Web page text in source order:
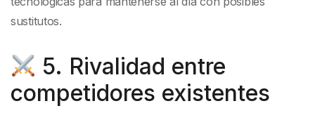
sustitutos.
5. Rivalidad entre
competidores existentes